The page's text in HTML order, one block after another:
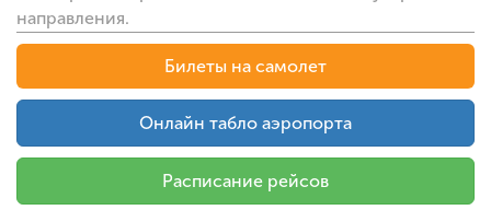
направления.
Билеты на самолет
Онлайн табло аэропорта
Расписание рейсов